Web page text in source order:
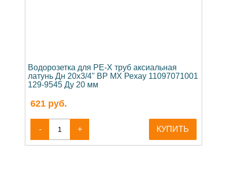
Водорозетка для PE-X труб аксиальная
латунь Дн 20х3/4" ВР MX Рехау 11097071001
129-9545 Ду 20 мм
621 руб.
- + КУПИТЬ